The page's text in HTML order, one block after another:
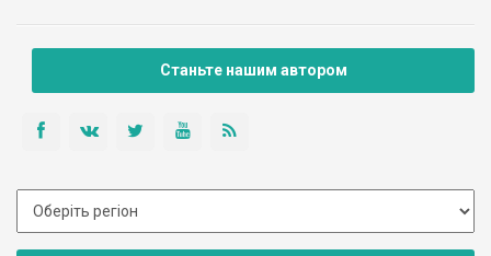
Станьте нашим автором